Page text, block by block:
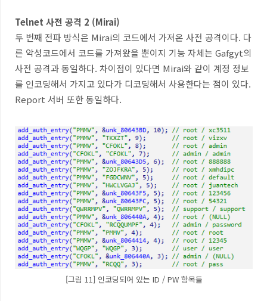
Telnet 사전 공격 2 (Mirai)
두 번째 전파 방식은 Mirai의 코드에서 가져온 사전 공격이다. 다
른 악성코드에서 코드를 가져왔을 뿐이지 기능 자체는 Gafgyt의
사전 공격과 동일하다. 차이점이 있다면 Mirai와 같이 계정 정보
를 인코딩해서 가지고 있다가 디코딩해서 사용한다는 점이 있다.
Report 서버 또한 동일하다.
[그림 11] 인코딩되어 있는 ID / PW 항목들